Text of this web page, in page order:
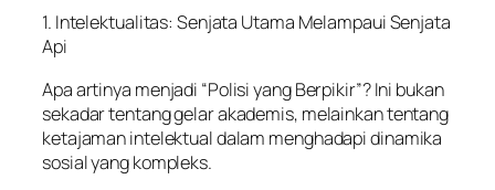
1. Intelektualitas: Senjata Utama Melampaui Senjata
Api
Apa artinya menjadi “Polisi yang Berpikir”? Ini bukan
sekadar tentang gelar akademis, melainkan tentang
ketajaman intelektual dalam menghadapi dinamika
sosial yang kompleks.